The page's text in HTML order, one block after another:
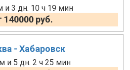
и 3 дн. 10 ч 19 мин
140000 руб.
- Хабаровск
и 5 дн. 2 ч 25 мин